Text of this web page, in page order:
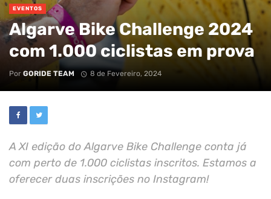
EVENTOS
Algarve Bike Challenge 2024
com 1.000 ciclistas em prova
Por GORIDE TEAM 8 de Fevereiro, 2024
A XI edição do Algarve Bike Challenge conta já
com perto de 1.000 ciclistas inscritos. Estamos a
oferecer duas inscrições no Instagram!